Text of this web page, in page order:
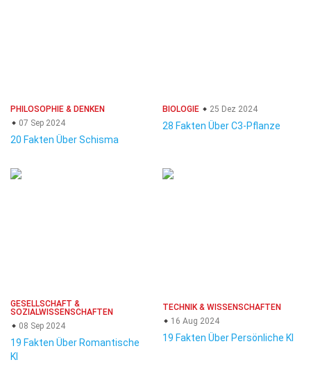
PHILOSOPHIE & DENKEN
07 Sep 2024
20 Fakten Über Schisma
BIOLOGIE 25 Dez 2024
28 Fakten Über C3-Pflanze
GESELLSCHAFT &
SOZIALWISSENSCHAFTEN
08 Sep 2024
19 Fakten Über Romantische
KI
TECHNIK & WISSENSCHAFTEN
16 Aug 2024
19 Fakten Über Persönliche KI